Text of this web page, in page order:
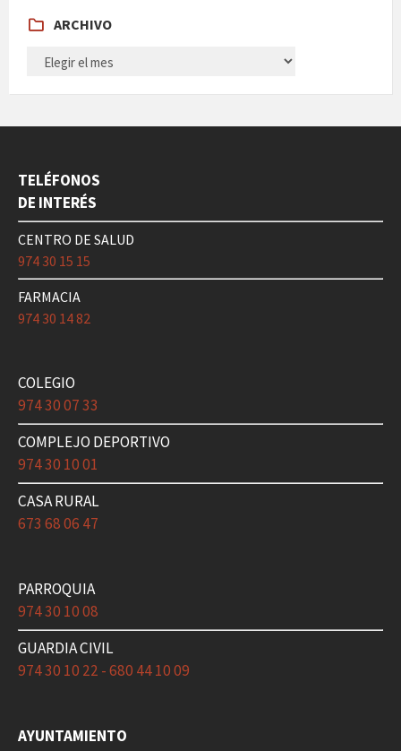
ARCHIVO
TELÉFONOS
DE INTERÉS
CENTRO DE SALUD
974 30 15 15
FARMACIA
974 30 14 82
COLEGIO
974 30 07 33
COMPLEJO DEPORTIVO
974 30 10 01
CASA RURAL
673 68 06 47
PARROQUIA
974 30 10 08
GUARDIA CIVIL
974 30 10 22 - 680 44 10 09
AYUNTAMIENTO